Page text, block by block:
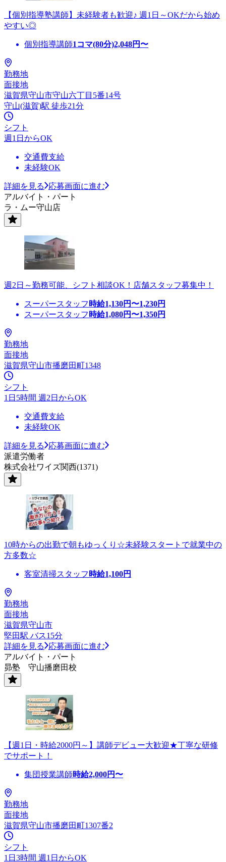
【個別指導塾講師】未経験者も歓迎♪ 週1日～OKだから始め
やすい◎
個別指導講師1コマ(80分)2,048円〜
勤務地
面接地
滋賀県守山市守山六丁目5番14号
守山(滋賀)駅 徒歩21分
シフト
週1日からOK
交通費支給
未経験OK
詳細を見る
応募画面に進む
アルバイト・パート
ラ・ムー守山店
週2日～勤務可能、シフト相談OK！店舗スタッフ募集中！
スーパースタッフ 時給1,130円〜1,230円
スーパースタッフ 時給1,080円〜1,350円
勤務地
面接地
滋賀県守山市播磨田町1348
シフト
1日5時間 週2日からOK
交通費支給
未経験OK
詳細を見る
応募画面に進む
派遣労働者
株式会社ワイズ関西(1371)
10時からの出勤で朝もゆっくり☆未経験スタートで就業中の
方多数☆
客室清掃スタッフ 時給1,100円
勤務地
面接地
滋賀県守山市
堅田駅 バス15分
詳細を見る
応募画面に進む
アルバイト・パート
昴塾 守山播磨田校
【週1日・時給2000円～】講師デビュー大歓迎★丁寧な研修
でサポート！
集団授業講師時給2,000円〜
勤務地
面接地
滋賀県守山市播磨田町1307番2
シフト
1日3時間 週1日からOK